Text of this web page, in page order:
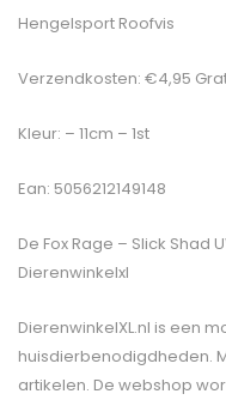
Hengelsport Roofvis
Verzendkosten: €4,95
Kleur: – 11cm – 1st
Ean: 5056212149148
De Fox Rage – Slick Shad
Dierenwinkelxl
DierenwinkelXL.nl is een
huisdierbenodigdheden.
artikelen. De webshop